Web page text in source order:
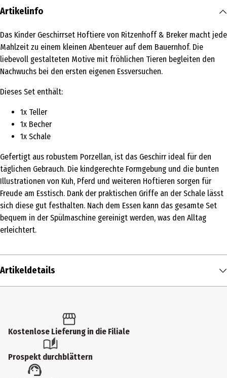
Artikelinfo
Das Kinder Geschirrset Hoftiere von Ritzenhoff & Breker macht jede
Mahlzeit zu einem kleinen Abenteuer auf dem Bauernhof. Die
liebevoll gestalteten Motive mit fröhlichen Tieren begleiten den
Nachwuchs bei den ersten eigenen Essversuchen.
Dieses Set enthält:
1x Teller
1x Becher
1x Schale
Gefertigt aus robustem Porzellan, ist das Geschirr ideal für den
täglichen Gebrauch. Die kindgerechte Formgebung und die bunten
Illustrationen von Kuh, Pferd und weiteren Hoftieren sorgen für
Freude am Esstisch. Dank der praktischen Griffe an der Schale lässt
sich diese gut festhalten. Nach dem Essen kann das gesamte Set
bequem in der Spülmaschine gereinigt werden, was den Alltag
erleichtert.
Artikeldetails
Produkttyp
Geschirrsets
Kostenlose Lieferung in die Filiale
Prospekt durchblättern